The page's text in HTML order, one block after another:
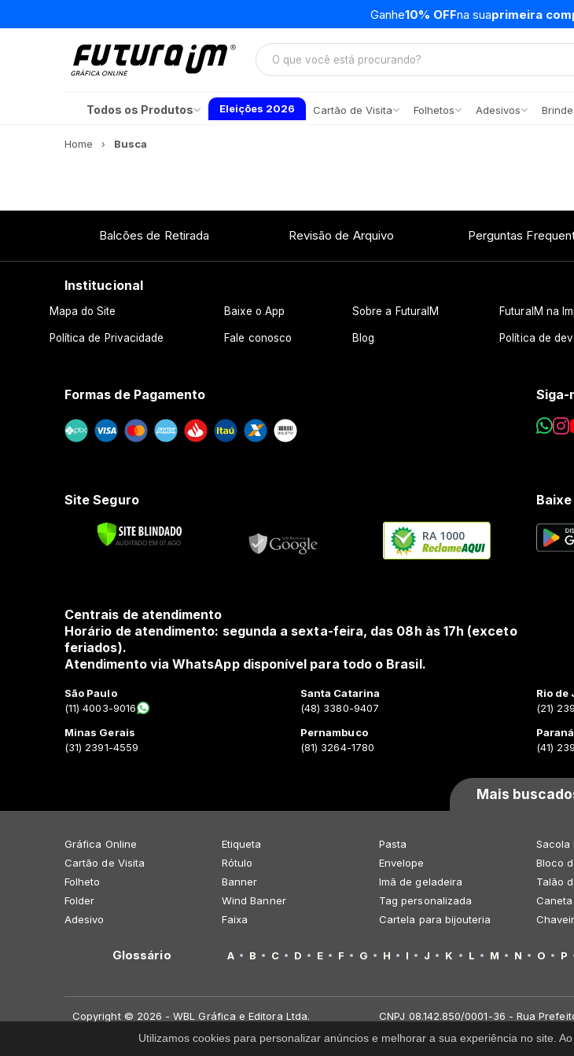
Ganhe10% OFFna suaprimeira
Todos os Produtos Eleições 2026 Cartão de Visita Folhetos Adesivos
Home Busca
Balcões de Retirada Revisão de Arquivo Perguntas
Institucional
Mapa do Site Baixe o App Sobre a FuturaIM FuturaIM na
Política de Privacidade Fale conosco Blog Política de
Formas de Pagamento Siga-
Site Seguro
RA 1000
Centrais de atendimento
Horário de atendimento: segunda a sexta-feira, das 08h às 17h (exceto
feriados).
Atendimento via WhatsApp disponível para todo o Brasil.
São Paulo
(11) 4003-9016
Minas Gerais
(31) 2391-4559
Santa Catarina
(48) 3380-9407
Pernambuco
(81) 3264-1780
Rio de
(21)
Paraná
(41)
Mais
Gráfica Online
Cartão de Visita
Folheto
Folder
Adesivo
Etiqueta
Rótulo
Banner
Wind Banner
Faixa
Pasta
Envelope
Imã de geladeira
Tag personalizada
Cartela para bijouteria
Sacola
Bloco
Talão
Caneta
Glossário A B C D E F G H I J K L M N O P
Copyright © 2026 - WBL Gráfica e Editora Ltda.
CNPJ 08.142.850/0001-36 - Rua
Utilizamos cookies para personalizar anúncios e melhorar a sua experiência no site.